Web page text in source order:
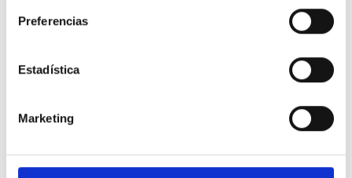
Preferencias
Estadística
Marketing